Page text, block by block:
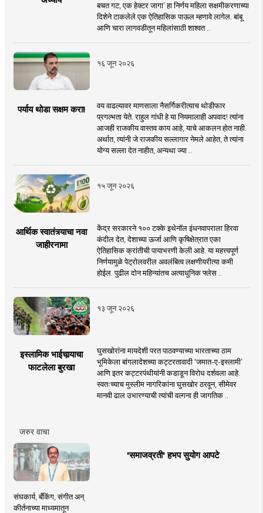
बचत गट, एक हेक्टर जागा’ हा निर्णय महिला सक्षमीकरणाच्या
दिशेने टाकलेले एक ऐतिहासिक पाऊल म्हणावे लागेल. बांबू
आणि चारा लागवडीतून महिलांसाठी शाश्वत ..
१६ जून २०२६
पर्याय थोडा सक्षम करा!
वय वाढल्यावर माणसाला नैसर्गिकरीत्याच थोडीफार
प्रगल्भता येते. राहुल गांधी हे या नियमालाही अपवाद! त्यांना
आजही राजकीय वास्तव काय आहे, याचे आकलन होत नाही.
अर्थात, त्यांनी जे राजकीय सल्लागार नेमले आहेत, ते त्यांना
योग्य सल्ला देत नाहीत, अन्यथा ज्या ..
१५ जून २०२६
आर्थिक स्वातंत्र्याचा नवा
जाहीरनामा
केंद्र सरकारने १०० टक्के इथेनॉल इंधनवापराला हिरवा
कंदील देत, देशाच्या ऊर्जा आणि कृषिक्षेत्रात एका
ऐतिहासिक क्रांतीची पायाभरणी केली आहे. या महत्त्वपूर्ण
निर्णयामुळे पेट्रोलवरील अवलंबित्व लक्षणीयरीत्या कमी
होईल. पुढील दोन महिन्यांतच अत्याधुनिक फ्लेस ..
१३ जून २०२६
इस्लामिक भाईचार्‍याचा
फाटलेला बुरखा
घुसखोरांना मायदेशी परत पाठवण्याच्या भारताच्या ठाम
भूमिकेला बांगलादेशच्या कट्टरतावादी ‘जमात-ए-इस्लामी’
आणि इतर कट्टरपंथीयांनी कडाडून विरोध दर्शवला आहे.
स्वतःच्याच मुस्लीम नागरिकांना घुसखोर ठरवून, सीमेवर
मानवी ढाल उभारण्याची त्यांची वल्गना ही जागतिक ..
जरुर वाचा
'समाजव्रती' हभप सुयोग आपटे
संघकार्य, बँकिंग, संगीत अन्
कीर्तनाच्या माध्यमातून